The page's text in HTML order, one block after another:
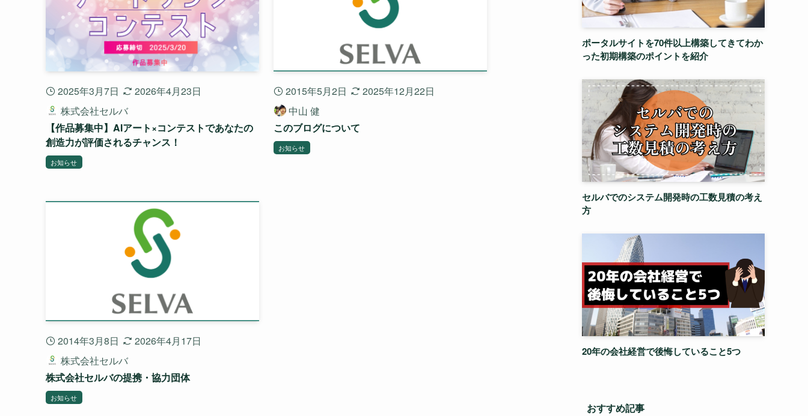
2025年3月7日
2026年4月23日
株式会社セルバ
【作品募集中】AIアート×コンテストであなたの
創造力が評価されるチャンス！
お知らせ
2015年5月2日
2025年12月22日
中山 健
このブログについて
お知らせ
2014年3月8日
2026年4月17日
株式会社セルバ
株式会社セルバの提携・協力団体
お知らせ
ポータルサイトを70件以上構築してきてわか
った初期構築のポイントを紹介
セルバでのシステム開発時の工数見積の考え
方
20年の会社経営で後悔していること5つ
おすすめ記事